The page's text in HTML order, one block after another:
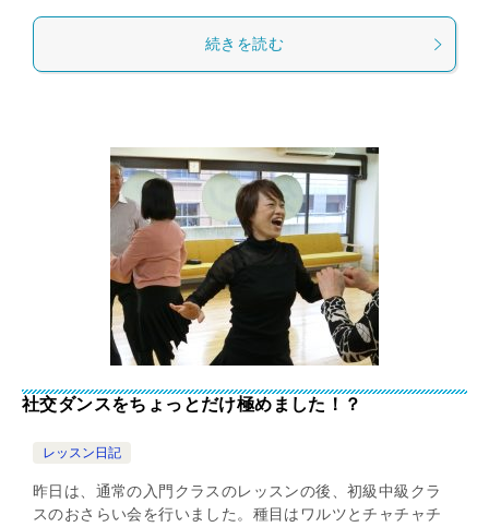
続きを読む
社交ダンスをちょっとだけ極めました！？
レッスン日記
昨日は、通常の入門クラスのレッスンの後、初級中級クラ
スのおさらい会を行いました。種目はワルツとチャチャチ